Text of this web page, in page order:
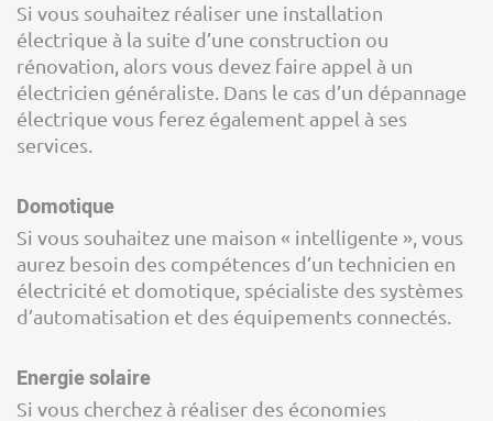
Si vous souhaitez réaliser une installation
électrique à la suite d’une construction ou
rénovation, alors vous devez faire appel à un
électricien généraliste. Dans le cas d’un dépannage
électrique vous ferez également appel à ses
services.
Domotique
Si vous souhaitez une maison « intelligente », vous
aurez besoin des compétences d’un technicien en
électricité et domotique, spécialiste des systèmes
d’automatisation et des équipements connectés.
Energie solaire
Si vous cherchez à réaliser des économies